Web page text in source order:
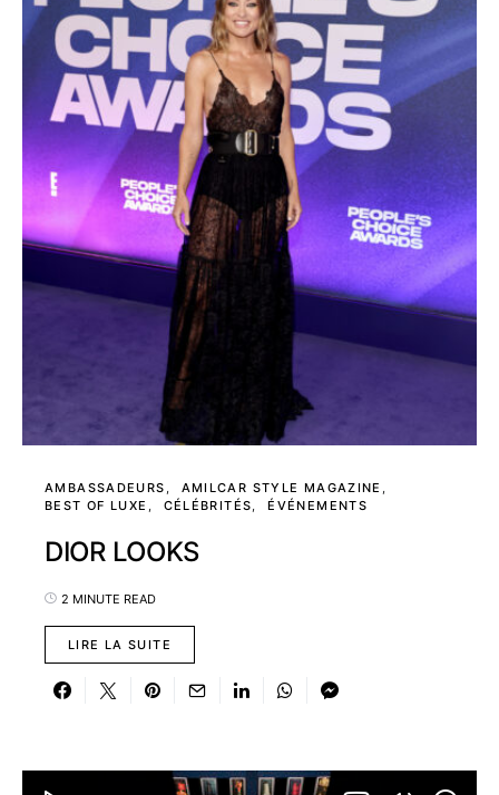
AMBASSADEURS
AMILCAR STYLE MAGAZINE
BEST OF LUXE
CÉLÉBRITÉS ÉVÉNEMENTS
DIOR LOOKS
2 MINUTE READ
LIRE LA SUITE